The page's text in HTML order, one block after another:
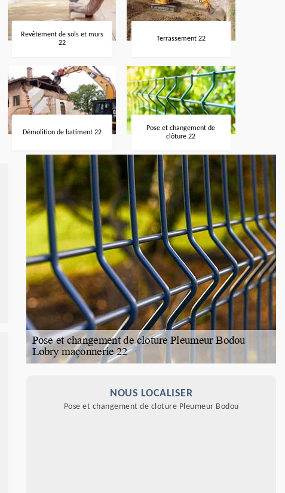
Revêtement de sols et murs
22
Terrassement 22
Démolition de batiment 22
Pose et changement de
clôture 22
NOUS LOCALISER
Pose et changement de cloture Pleumeur Bodou